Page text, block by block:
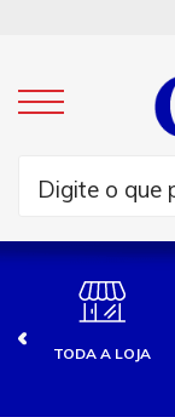
TODA A LOJA